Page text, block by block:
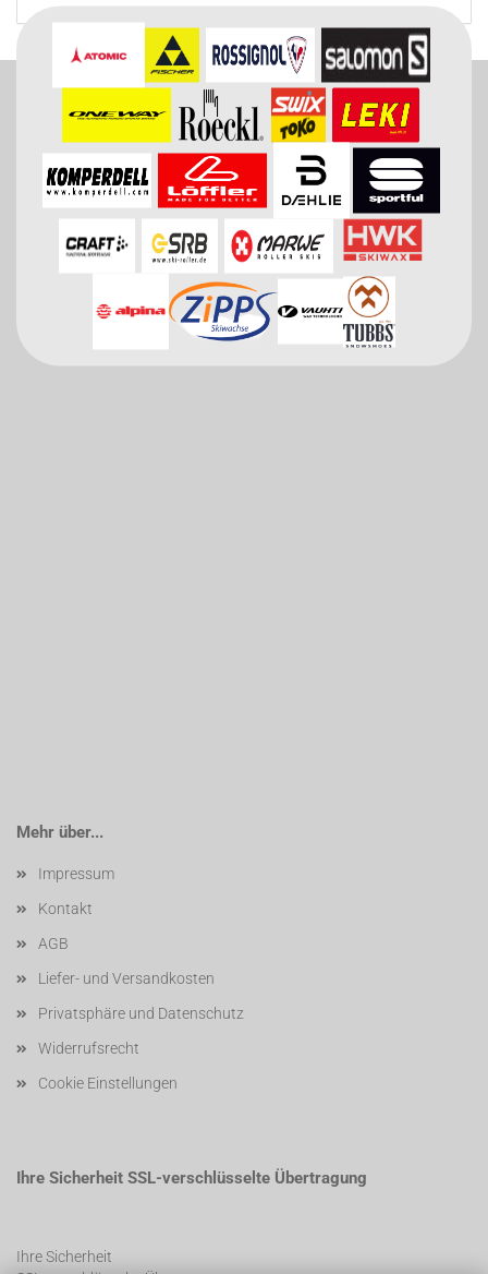
Mehr über...
Impressum
Kontakt
AGB
Liefer- und Versandkosten
Privatsphäre und Datenschutz
Widerrufsrecht
Cookie Einstellungen
Ihre Sicherheit SSL-verschlüsselte Übertragung
Ihre Sicherheit